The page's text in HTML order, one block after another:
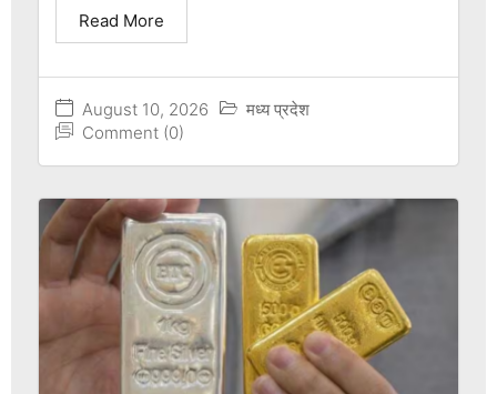
August 10, 2026
मध्य प्रदेश
Comment (0)
Read More